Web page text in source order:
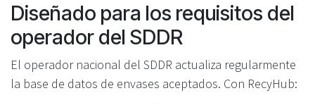
Diseñado para los requisitos del
operador del SDDR
El operador nacional del SDDR actualiza regularmente
la base de datos de envases aceptados. Con RecyHub: